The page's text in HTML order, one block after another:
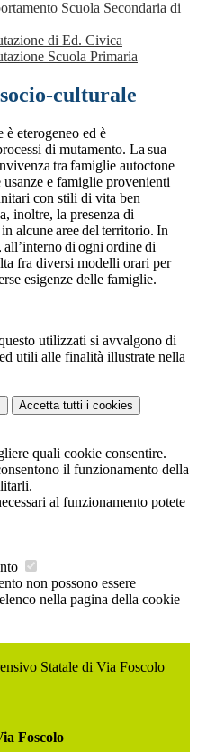
Scuola Secondaria di
di Ed. Civica
Scuola Primaria
culturale
è eterogeneo ed è
di mutamento. La sua
tra famiglie autoctone
e famiglie provenienti
con stili di vita ben
inoltre, la presenza di
alcuneareedel territorio. In
all’internodi ogni ordinedi
fra diversi modelli orari per
esigenze delle famiglie.
utilizzati si avvalgono di
utili alle finalità illustrate nella
Accetta tutti i cookies
quali cookie consentire.
il funzionamento della
al funzionamento potete
non possono essere
nella pagina della cookie
Statale di Via Foscolo
Foscolo